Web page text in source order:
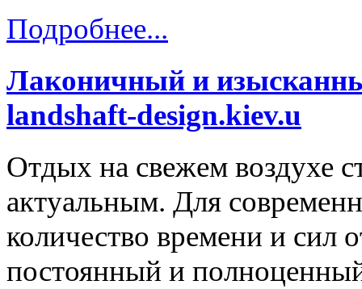
Подробнее...
Лаконичный и
landshaft-design.kiev.u
Отдых на свежем воздухе
актуальным. Для
количество времени и сил
постоянный и